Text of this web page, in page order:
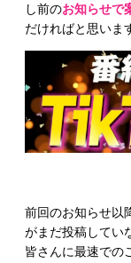
し前のお知らせで
だければと思いま
前回のお知らせ以
がまだ投稿してい
皆さんに最速での